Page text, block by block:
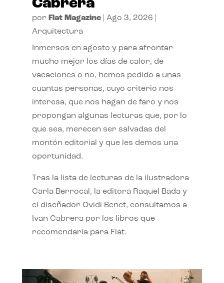
Cabrera
por Flat Magazine| Ago 3, 2026
Arquitectura
Inmersos en agosto y para afrontar
mucho mejor los días de calor, de
vacaciones o no, hemos pedido a unas
cuantas personas, cuyo criterio nos
interesa, que nos hagan de faro y nos
propongan algunas lecturas que, por lo
que sea, merecen ser salvadas del
montón editorial y que les demos una
oportunidad.
Tras la lista de lecturas de la ilustradora
Carla Berrocal, la editora Raquel Bada y
el diseñador Ovidi Benet, consultamos a
Ivan Cabrera por los libros que
recomendaría para Flat.